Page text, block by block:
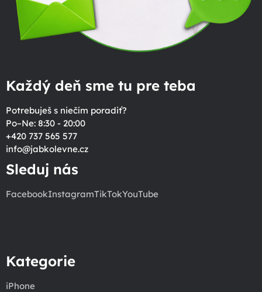
Každý deň sme tu pre teba
Potrebuješ s niečím poradiť?
Po–Ne: 8:30 - 20:00
+420 737 565 577
info@jabkolevne.cz
Sleduj nás
FacebookInstagramTikTokYouTube
Kategorie
iPhone